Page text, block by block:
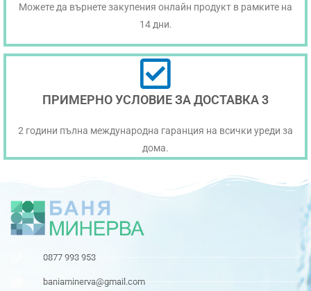
Можете да върнете закупения онлайн продукт в рамките на
14 дни.
ПРИМЕРНО УСЛОВИЕ ЗА ДОСТАВКА 3
2 години пълна международна гаранция на всички уреди за
дома.
0877 993 953
baniaminerva@gmail.com